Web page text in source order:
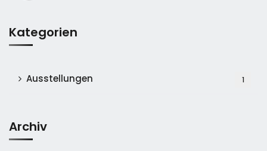
Kategorien
Ausstellungen 1
Archiv